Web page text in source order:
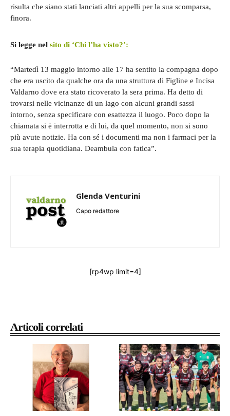
Articoli correlati
risulta che siano stati lanciati altri appelli per la sua scomparsa,
finora.
Si legge nel sito di ‘Chi l’ha visto?’:
“Martedì 13 maggio intorno alle 17 ha sentito la compagna dopo
che era uscito da qualche ora da una struttura di Figline e Incisa
Valdarno dove era stato ricoverato la sera prima. Ha detto di
trovarsi nelle vicinanze di un lago con alcuni grandi sassi
intorno, senza specificare con esattezza il luogo. Poco dopo la
chiamata si è interrotta e di lui, da quel momento, non si sono
più avute notizie. Ha con sé i documenti ma non i farmaci per la
sua terapia quotidiana. Deambula con fatica”.
Glenda Venturini
Capo redattore
[rp4wp limit=4]